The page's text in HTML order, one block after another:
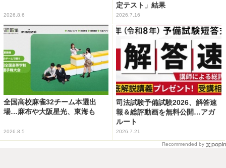
2026.8.6
定テスト」結果
2026.7.16
全国高校麻雀32チーム本選出
場…麻布や大阪星光、東海も
2026.8.5
司法試験予備試験2026、解答速
報＆総評動画を無料公開…アガ
ルート
2026.7.21
Recommended by